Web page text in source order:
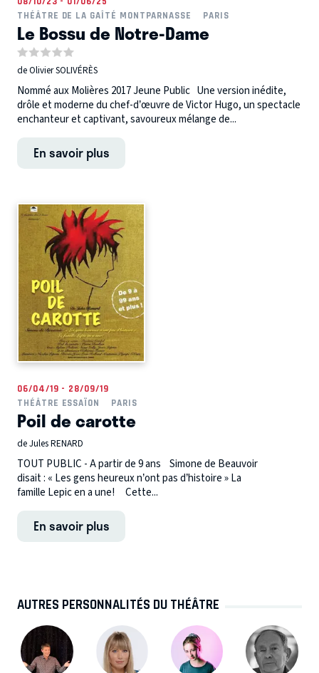
THÉÂTRE DE LA GAÎTÉ MONTPARNASSE
PARIS
Le Bossu de Notre-Dame
de Olivier SOLIVÉRÈS
Nommé aux Molières 2017 Jeune Public Une version inédite,
drôle et moderne du chef-d’œuvre de Victor Hugo, un spectacle
enchanteur et captivant, savoureux mélange de...
En savoir plus
06/04/19 - 28/09/19
THÉÂTRE ESSAÏON
PARIS
Poil de carotte
de Jules RENARD
TOUT PUBLIC - A partir de 9 ans Simone de Beauvoir
disait : « Les gens heureux n’ont pas d’histoire » La
famille Lepic en a une! Cette...
En savoir plus
AUTRES PERSONNALITÉS DU THÉÂTRE